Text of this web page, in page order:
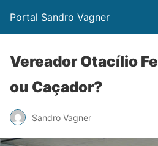
Portal Sandro Vagner
Vereador Otacílio
ou Caçador?
Sandro Vagner